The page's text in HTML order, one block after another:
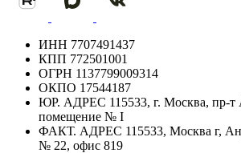
ИНН 7707491437
КПП 772501001
ОГРН 1137799009314
ОКПО 17544187
ЮР. АДРЕС 115533, г. Москва, пр-
помещение № I
ФАКТ. АДРЕС 115533, Москва г,
№ 22, офис 819